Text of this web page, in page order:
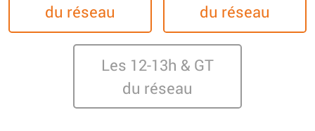
du réseau
du réseau
Les 12-13h & GT
du réseau